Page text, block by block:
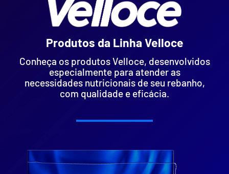
Produtos da Linha Velloce
Conheça os produtos Velloce, desenvolvidos
especialmente para atender as
necessidades nutricionais de seu rebanho,
com qualidade e eficácia.